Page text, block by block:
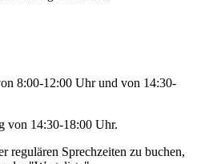
8:00-12:00 Uhr und von 14:30-
von 14:30-18:00 Uhr.
regulären Sprechzeiten zu buchen,